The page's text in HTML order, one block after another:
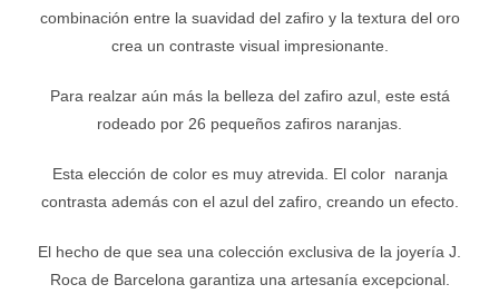
combinación entre la suavidad del zafiro y la textura del oro
crea un contraste visual impresionante.
Para realzar aún más la belleza del zafiro azul, este está
rodeado por 26 pequeños zafiros naranjas.
Esta elección de color es muy atrevida. El color naranja
contrasta además con el azul del zafiro, creando un efecto.
El hecho de que sea una colección exclusiva de la joyería J.
Roca de Barcelona garantiza una artesanía excepcional.